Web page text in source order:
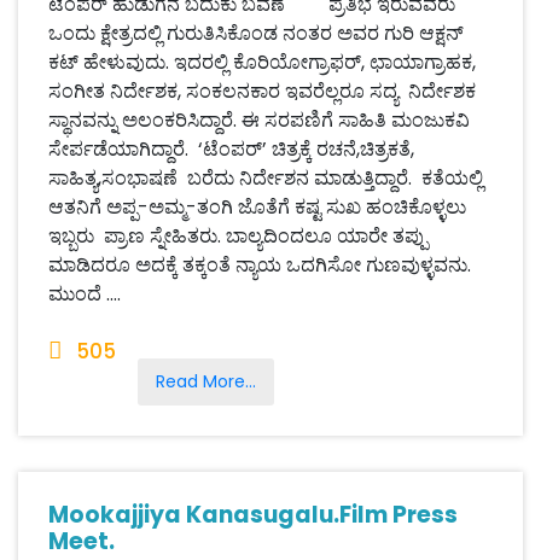
ಒಂದು ಕ್ಷೇತ್ರದಲ್ಲಿ ಗುರುತಿಸಿಕೊಂಡ ನಂತರ ಅವರ ಗುರಿ ಆಕ್ಷನ್
ಕಟ್ ಹೇಳುವುದು. ಇದರಲ್ಲಿ ಕೊರಿಯೋಗ್ರಾಫರ್, ಛಾಯಾಗ್ರಾಹಕ,
ಸಂಗೀತ ನಿರ್ದೇಶಕ, ಸಂಕಲನಕಾರ ಇವರೆಲ್ಲರೂ ಸದ್ಯ ನಿರ್ದೇಶಕ
ಸ್ಥಾನವನ್ನು ಅಲಂಕರಿಸಿದ್ದಾರೆ. ಈ ಸರಪಣಿಗೆ ಸಾಹಿತಿ ಮಂಜುಕವಿ
ಸೇರ್ಪಡೆಯಾಗಿದ್ದಾರೆ. ‘ಟೆಂಪರ್’ ಚಿತ್ರಕ್ಕೆ ರಚನೆ,ಚಿತ್ರಕತೆ,
ಸಾಹಿತ್ಯ,ಸಂಭಾಷಣೆ ಬರೆದು ನಿರ್ದೇಶನ ಮಾಡುತ್ತಿದ್ದಾರೆ. ಕತೆಯಲ್ಲಿ
ಆತನಿಗೆ ಅಪ್ಪ-ಅಮ್ಮ-ತಂಗಿ ಜೊತೆಗೆ ಕಷ್ಟ ಸುಖ ಹಂಚಿಕೊಳ್ಳಲು
ಇಬ್ಬರು ಪ್ರಾಣ ಸ್ನೇಹಿತರು. ಬಾಲ್ಯದಿಂದಲೂ ಯಾರೇ ತಪ್ಪು
ಮಾಡಿದರೂ ಅದಕ್ಕೆ ತಕ್ಕಂತೆ ನ್ಯಾಯ ಒದಗಿಸೋ ಗುಣವುಳ್ಳವನು.
ಮುಂದೆ ....
505
Read More...
Mookajjiya Kanasugalu.Film Press
Meet.